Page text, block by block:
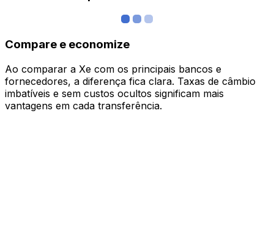
Compare e economize
Ao comparar a Xe com os principais bancos e
fornecedores, a diferença fica clara. Taxas de câmbio
imbatíveis e sem custos ocultos significam mais
vantagens em cada transferência.